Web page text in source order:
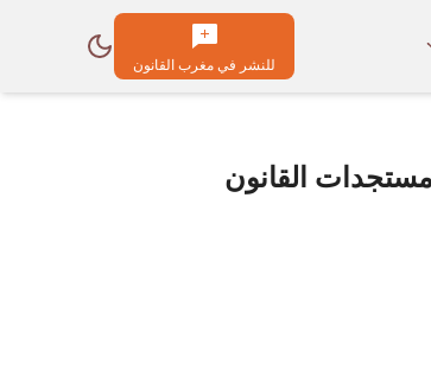
للنشر في مغرب القانون
القانون